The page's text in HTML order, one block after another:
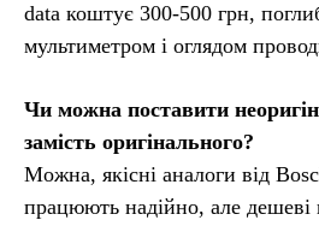
data коштує 300-500 грн,
мультиметром і оглядом
Чи можна поставити
замість оригінального?
Можна, якісні аналоги від
працюють надійно, але дешеві